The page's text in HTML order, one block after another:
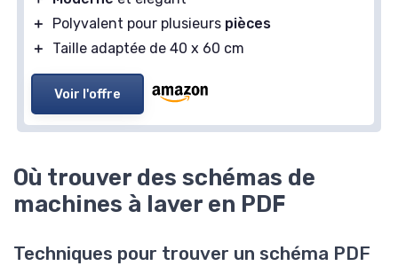
＋
Polyvalent pour plusieurs pièces
＋
Taille adaptée de 40 x 60 cm
Voir l'offre
Où trouver des schémas de
machines à laver en PDF
Techniques pour trouver un schéma PDF